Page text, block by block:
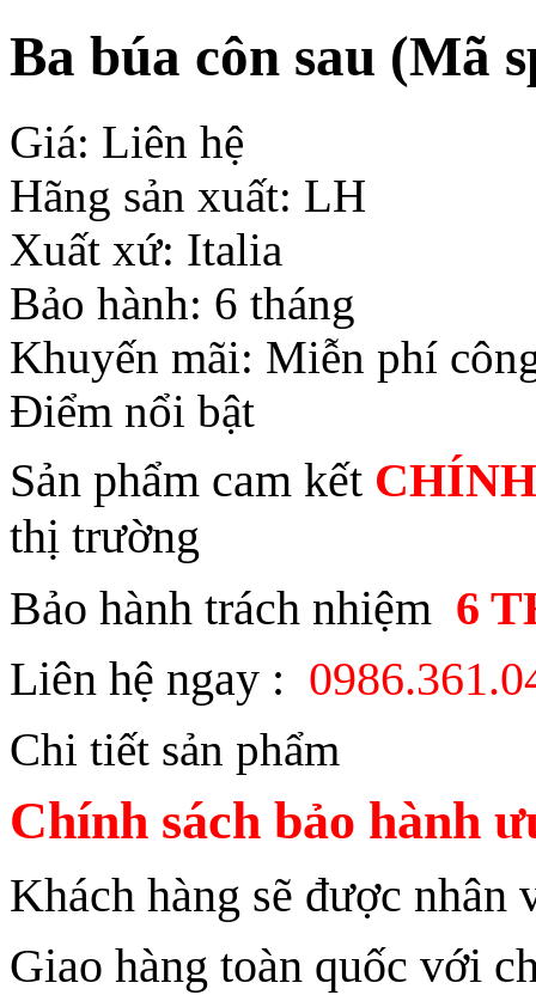
Ba búa côn sau (Mã
Giá: Liên hệ
Hãng sản xuất: LH
Xuất xứ: Italia
Bảo hành: 6 tháng
Khuyến mãi: Miễn phí
Điểm nổi bật
Sản phẩm cam kết
thị trường
Bảo hành trách nhiệm 6
Liên hệ ngay :
Chi tiết sản phẩm
Chính sách bảo hành
Khách hàng sẽ được
Giao hàng toàn quốc với